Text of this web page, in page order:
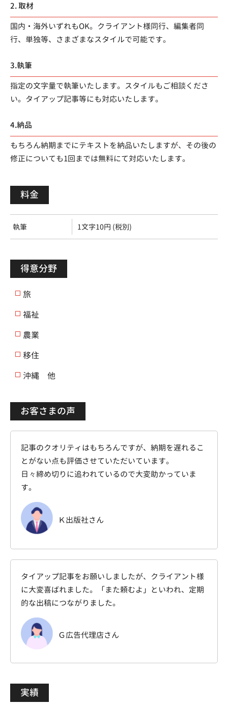
2. 取材
国内・海外いずれもOK。クライアント様同行、編集者同
行、単独等、さまざまなスタイルで可能です。
3.執筆
指定の文字量で執筆いたします。スタイルもご相談くださ
い。タイアップ記事等にも対応いたします。
4.納品
もちろん納期までにテキストを納品いたしますが、その後の
修正についても1回までは無料にて対応いたします。
料金
執筆 1文字10円 (税別)
得意分野
旅
福祉
農業
移住
沖縄 他
お客さまの声
記事のクオリティはもちろんですが、納期を遅れるこ
とがない点も評価させていただいています。
日々締め切りに追われているので大変助かっていま
す。
Ｋ出版社さん
タイアップ記事をお願いしましたが、クライアント様
に大変喜ばれました。「また頼むよ」といわれ、定期
的な出稿につながりました。
Ｇ広告代理店さん
実績